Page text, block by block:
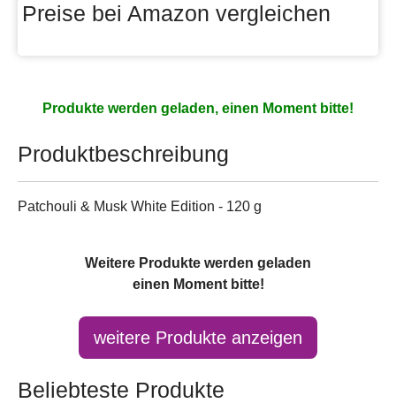
Preise bei Amazon vergleichen
Produkte werden geladen, einen Moment bitte!
Produktbeschreibung
Patchouli & Musk White Edition - 120 g
Weitere Produkte werden geladen
einen Moment bitte!
Beliebteste Produkte